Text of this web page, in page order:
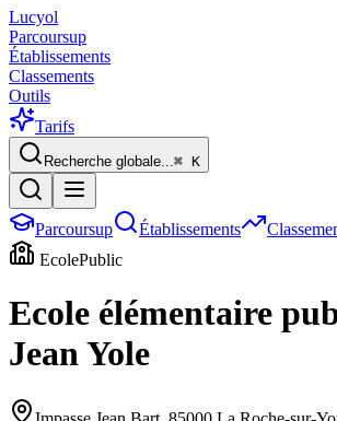
Lucyol
Parcoursup
Établissements
Classements
Outils
Tarifs
Recherche globale...⌘ K
Parcoursup Établissements
EcolePublic
Ecole élémentaire
Jean Yole